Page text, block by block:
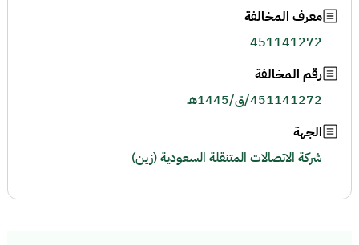
معرف المخالفة
451141272
رقم المخالفة
451141272/ق/1445هـ
الجهة
شركة الاتصالات المتنقلة السعودية (زين)